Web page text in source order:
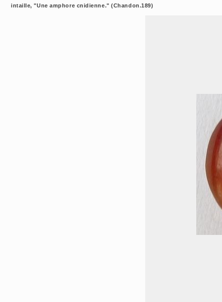
intaille, "Une amphore cnidienne." (Chandon.189)